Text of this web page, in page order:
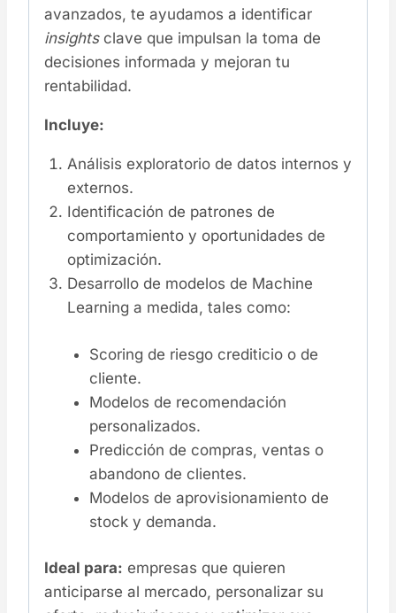
avanzados, te ayudamos a identificar
insightsclave que impulsan la toma de
decisiones informada y mejoran tu
rentabilidad.
Incluye:
Análisis exploratorio de datos internos y
externos.
Identificación de patrones de
comportamiento y oportunidades de
optimización.
Desarrollo de modelos de Machine
Learning a medida, tales como:
Scoring de riesgo crediticio o de
cliente.
Modelos de recomendación
personalizados.
Predicción de compras, ventas o
abandono de clientes.
Modelos de aprovisionamiento de
stock y demanda.
Ideal para: empresas que quieren
anticiparse al mercado, personalizar su